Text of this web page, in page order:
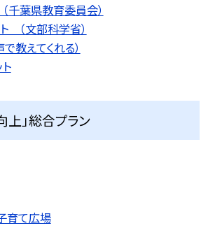
葉県教育委員会）
（文部科学省）
教えてくれる）
上」総合プラン
育て広場